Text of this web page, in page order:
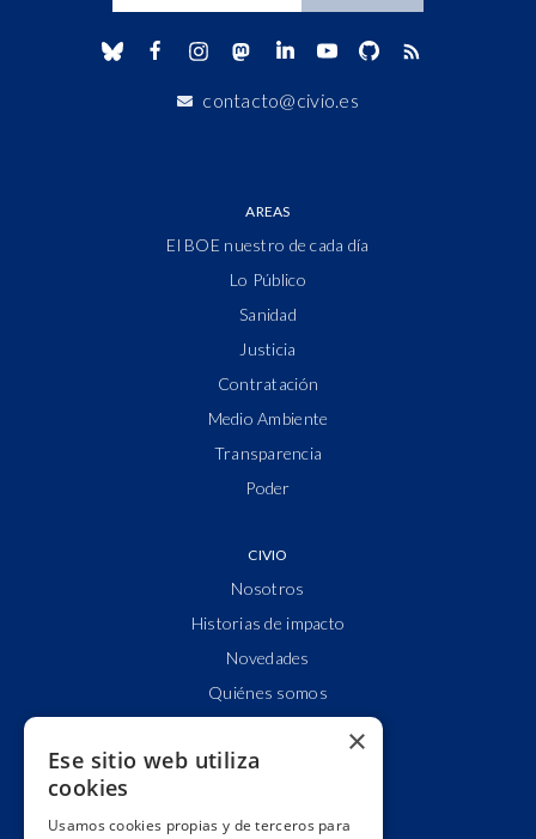
contacto@civio.es
AREAS
El BOE nuestro de cada día
Lo Público
Sanidad
Justicia
Contratación
Medio Ambiente
Transparencia
Poder
CIVIO
Nosotros
Historias de impacto
Novedades
Quiénes somos
Alianzas y redes
Impacto
×
Ese sitio web utiliza
cookies
Usamos cookies propias y de terceros para